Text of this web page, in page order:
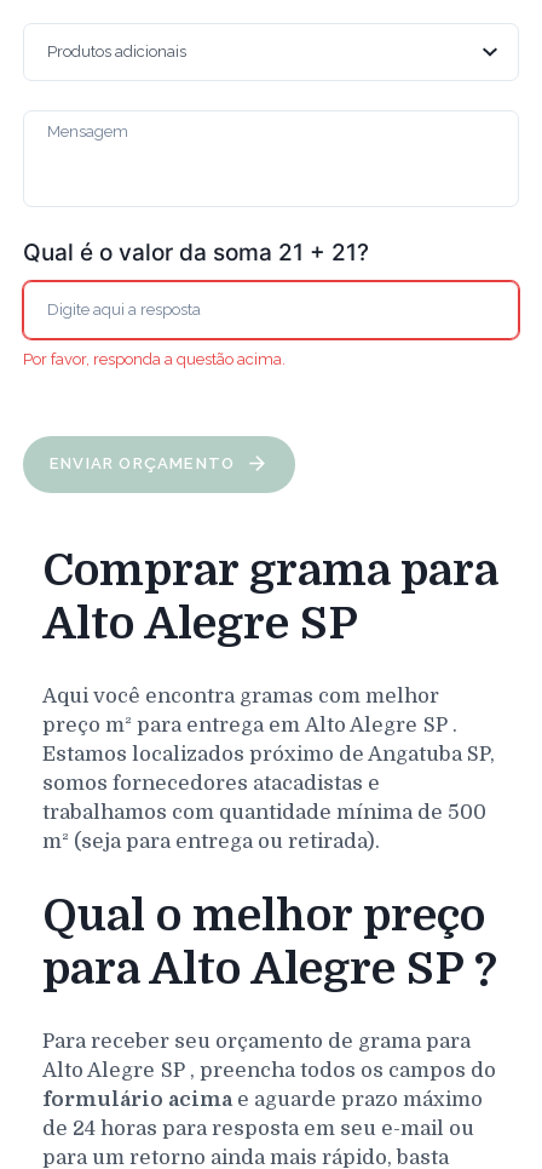
Qual é o valor da soma 21 + 21?
Por favor, responda a questão acima.
ENVIAR ORÇAMENTO
Comprar grama para
Alto Alegre SP
Aqui você encontra gramas com melhor
preço m² para entrega em Alto Alegre SP .
Estamos localizados próximo de Angatuba SP,
somos fornecedores atacadistas e
trabalhamos com quantidade mínima de 500
m² (seja para entrega ou retirada).
Qual o melhor preço
para Alto Alegre SP ?
Para receber seu orçamento de grama para
Alto Alegre SP , preencha todos os campos do
formulário acima e aguarde prazo máximo
de 24 horas para resposta em seu e-mail ou
para um retorno ainda mais rápido, basta